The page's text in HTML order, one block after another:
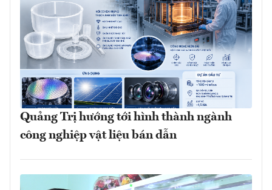
Quảng Trị hướng tới hình thành ngành
công nghiệp vật liệu bán dẫn